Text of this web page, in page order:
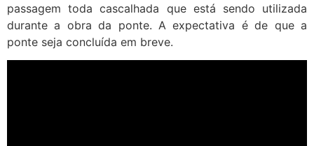
passagem toda cascalhada que está sendo utilizada
durante a obra da ponte. A expectativa é de que a
ponte seja concluída em breve.